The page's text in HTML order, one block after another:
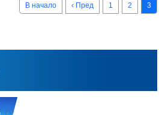
В начало ‹ Пред 1 2 3